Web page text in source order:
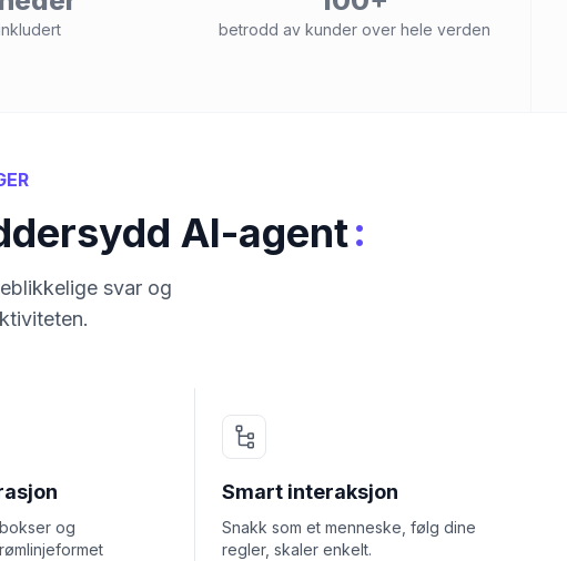
betrodd av kunder over hele verden
AI-agent:
svar og
og
Smart interaksjon
Snakk som et menneske, følg dine
regler, skaler enkelt.